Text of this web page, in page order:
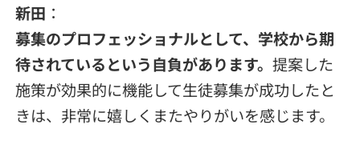
新田 ：
募集のプロフェッショナルとして、学校から期
待されているという自負があります。提案した
施策が効果的に機能して生徒募集が成功したと
きは、非常に嬉しくまたやりがいを感じます。